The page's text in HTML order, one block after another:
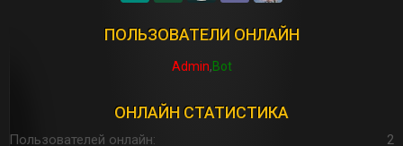
ПОЛЬЗОВАТЕЛИ ОНЛАЙН
Admin Bot
ОНЛАЙН СТАТИСТИКА
Пользователей онлайн
2